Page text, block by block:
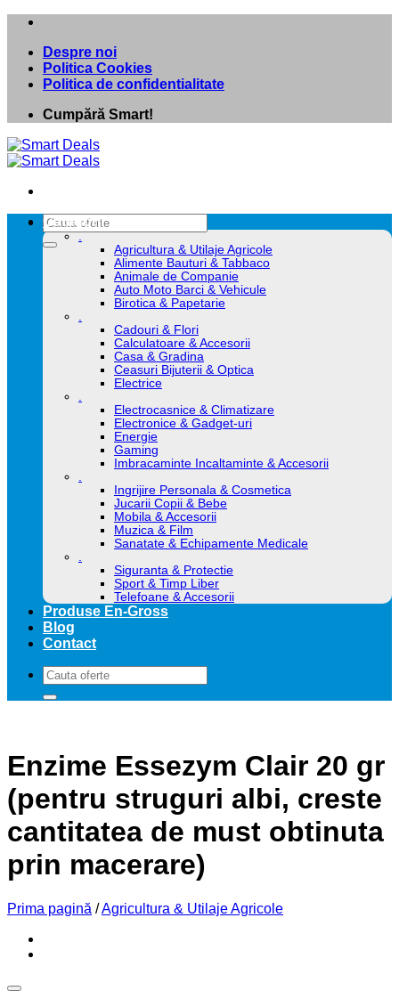
Skip
contentDespre noi
Politica Cookies
Politica de confidentialitate
Cumpără Smart!
Caută
după:
Categorii
.
Agricultura & Utilaje Agricole
Alimente Bauturi & Tabbaco
Animale de Companie
Auto Moto Barci & Vehicule
Birotica & Papetarie
.
Cadouri & Flori
Calculatoare & Accesorii
Casa & Gradina
Ceasuri Bijuterii & Optica
Electrice
.
Electrocasnice & Climatizare
Electronice & Gadget-uri
Energie
Gaming
Imbracaminte Incaltaminte & Accesorii
.
Ingrijire Personala & Cosmetica
Jucarii Copii & Bebe
Mobila & Accesorii
Muzica & Film
Sanatate & Echipamente Medicale
.
Siguranta & Protectie
Sport & Timp Liber
Telefoane & Accesorii
Produse En-Gross
Blog
Contact
Caută
după:
Enzime Essezym Clair 20 gr
(pentru struguri albi, creste
cantitatea de must obtinuta
prin macerare)
Prima pagină /Agricultura & Utilaje Agricole